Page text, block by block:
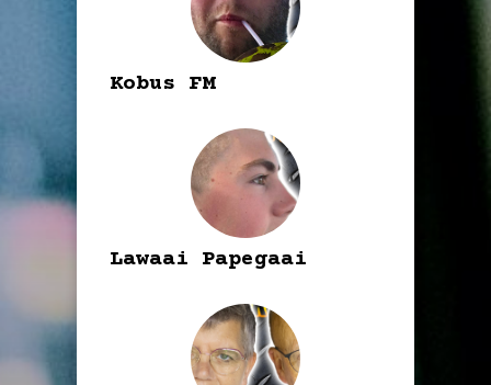
Kobus FM
Lawaai Papegaai